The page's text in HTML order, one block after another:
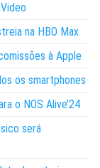
na HBO Max
à Apple
os smartphones
o NOS Alive’24
será